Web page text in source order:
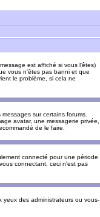
est affiché si vous l'êtes)
vous n'êtes pas banni et que
le problème, si cela ne
sur certains forums.
avatar, une messagerie privée,
de le faire.
connecté pour une période
connectant, ceci n'est pas
des administrateurs ou vous-